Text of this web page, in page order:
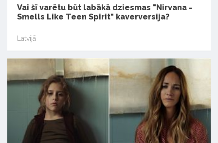
Vai šī varētu būt labākā dziesmas "Nirvana -
Smells Like Teen Spirit" kaverversija?
Latvijā